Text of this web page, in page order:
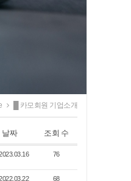
█ 카모회원 기업소개
날짜 조회 수
76
68